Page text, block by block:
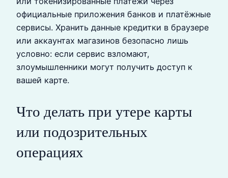
официальные приложения банков и платёжные
сервисы. Хранить данные кредитки в браузере
или аккаунтах магазинов безопасно лишь
условно: если сервис взломают,
злоумышленники могут получить доступ к
вашей карте.
Что делать при утере карты
или подозрительных
операциях